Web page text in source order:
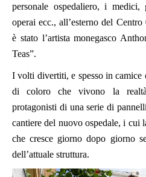
personale ospedaliero, i
operai ecc., all’esterno del
è stato l’artista monegasco
Teas”.
I volti divertiti, e spesso in
di coloro che vivono la realtà
protagonisti di una serie di
cantiere del nuovo ospedale, i cui
che cresce giorno dopo giorno
dell’attuale struttura.